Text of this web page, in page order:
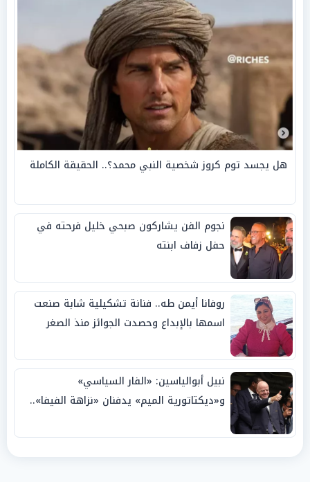
هل يجسد توم كروز شخصية النبي محمد؟.. الحقيقة الكاملة
نجوم الفن يشاركون صبحي خليل فرحته في
حفل زفاف ابنته
روفانا أيمن طه.. فنانة تشكيلية شابة صنعت
اسمها بالإبداع وحصدت الجوائز منذ الصغر
نبيل أبوالياسين: «الفار السياسي»
و«ديكتاتورية الميم» يدفنان «نزاهة الفيفا»..